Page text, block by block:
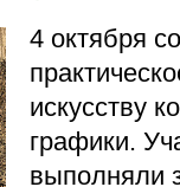
4 октября
искусству
графики.
выполняли